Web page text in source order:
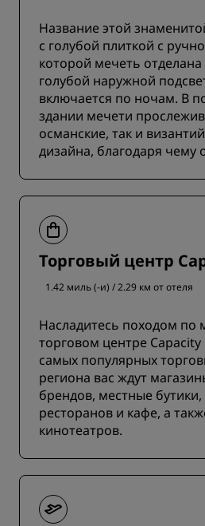
Название этой
с голубой плиткой с
которой мечеть отделана
голубой наружной
включается по ночам. В
здании мечети
османские, так и
дизайна, благодаря чему
Торговый центр
1.42 миль (-и) / 2.29 км от отеля
Насладитесь походом по
торговом центре
самых популярных
региона вас ждут
брендов, местные бутики,
ресторанов и кафе, а
кинотеатров.